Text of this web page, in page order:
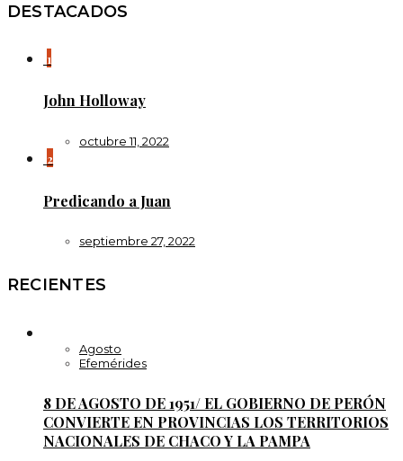
DESTACADOS
1
John Holloway
octubre 11, 2022
2
Predicando a Juan
septiembre 27, 2022
RECIENTES
Agosto
Efemérides
8 DE AGOSTO DE 1951/ EL GOBIERNO DE PERÓN
CONVIERTE EN PROVINCIAS LOS TERRITORIOS
NACIONALES DE CHACO Y LA PAMPA